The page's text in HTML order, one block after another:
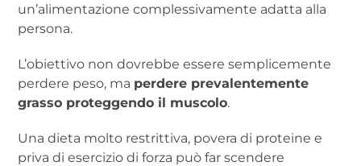
un’alimentazione complessivamente adatta alla
persona.
L’obiettivo non dovrebbe essere semplicemente
perdere peso, ma perdere prevalentemente
grasso proteggendo il muscolo.
Una dieta molto restrittiva, povera di proteine e
priva di esercizio di forza può far scendere